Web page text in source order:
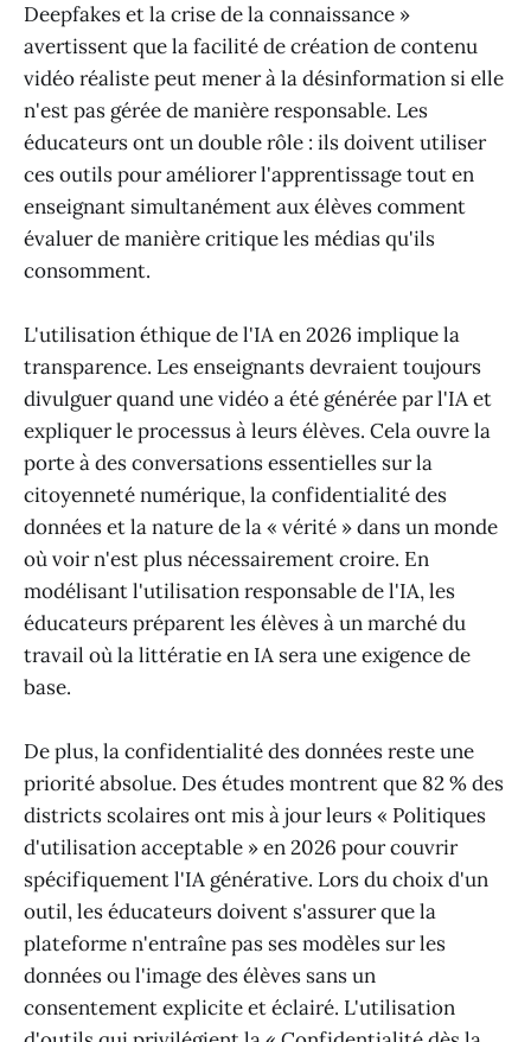
Deepfakes et la crise de la connaissance »
avertissent que la facilité de création de contenu
vidéo réaliste peut mener à la désinformation si elle
n'est pas gérée de manière responsable. Les
éducateurs ont un double rôle : ils doivent utiliser
ces outils pour améliorer l'apprentissage tout en
enseignant simultanément aux élèves comment
évaluer de manière critique les médias qu'ils
consomment.
L'utilisation éthique de l'IA en 2026 implique la
transparence. Les enseignants devraient toujours
divulguer quand une vidéo a été générée par l'IA et
expliquer le processus à leurs élèves. Cela ouvre la
porte à des conversations essentielles sur la
citoyenneté numérique, la confidentialité des
données et la nature de la « vérité » dans un monde
où voir n'est plus nécessairement croire. En
modélisant l'utilisation responsable de l'IA, les
éducateurs préparent les élèves à un marché du
travail où la littératie en IA sera une exigence de
base.
De plus, la confidentialité des données reste une
priorité absolue. Des études montrent que 82 % des
districts scolaires ont mis à jour leurs « Politiques
d'utilisation acceptable » en 2026 pour couvrir
spécifiquement l'IA générative. Lors du choix d'un
outil, les éducateurs doivent s'assurer que la
plateforme n'entraîne pas ses modèles sur les
données ou l'image des élèves sans un
consentement explicite et éclairé. L'utilisation